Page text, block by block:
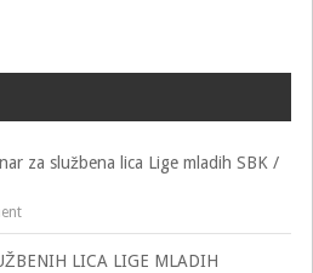
za službena lica Lige mladih SBK /
LICA LIGE MLADIH